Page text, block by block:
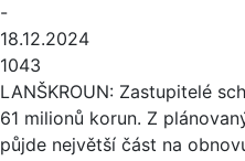
-
18.12.2024
1043
LANŠKROUN: Zastupitelé
61 milionů korun. Z
půjde největší část na